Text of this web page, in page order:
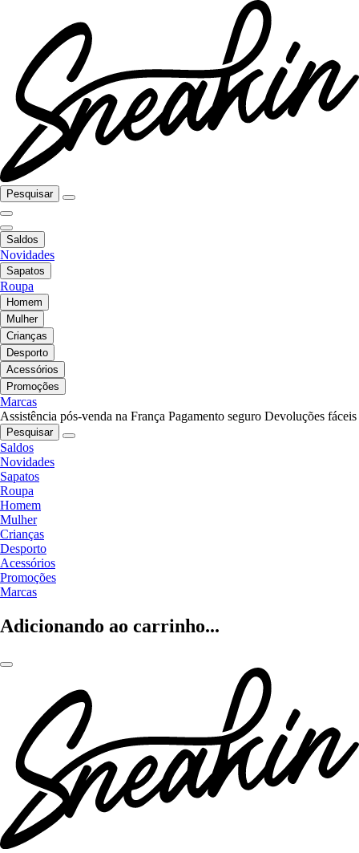
Pesquisar
Saldos
Novidades
Sapatos
Roupa
Homem
Mulher
Crianças
Desporto
Acessórios
Promoções
Marcas
Assistência pós-venda na França Pagamento seguro Devoluções fáceis
Pesquisar
Saldos
Novidades
Sapatos
Roupa
Homem
Mulher
Crianças
Desporto
Acessórios
Promoções
Marcas
Adicionando ao carrinho...